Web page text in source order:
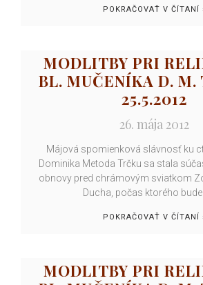
POKRAČOVAŤ V ČÍTANÍ
MODLITBY PRI
BL. MUČENÍKA D. M.
25.5.2012
26. mája 2012
Májová spomienková slávnosť ku
Dominika Metoda Trčku sa stala
obnovy pred chrámovým sviatkom
Ducha, počas ktorého
POKRAČOVAŤ V ČÍTANÍ
MODLITBY PRI